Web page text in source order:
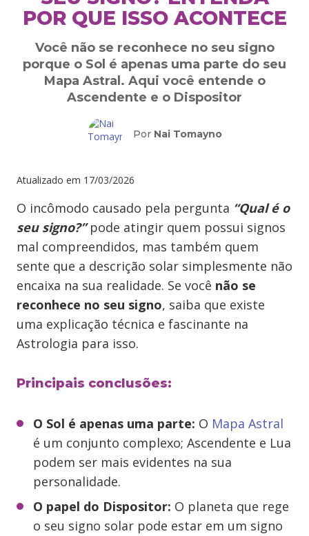
POR QUE ISSO ACONTECE
Você não se reconhece no seu signo
porque o Sol é apenas uma parte do seu
Mapa Astral. Aqui você entende o
Ascendente e o Dispositor
Por Nai Tomayno
Atualizado em 17/03/2026
O incômodo causado pela pergunta “Qual é o
seu signo?”pode atingir quem possui signos
mal compreendidos, mas também quem
sente que a descrição solar simplesmente não
encaixa na sua realidade. Se você não se
reconhece no seu signo, saiba que existe
uma explicação técnica e fascinante na
Astrologia para isso.
Principais conclusões:
O Sol é apenas uma parte: O Mapa Astral
é um conjunto complexo; Ascendente e Lua
podem ser mais evidentes na sua
personalidade.
O papel do Dispositor: O planeta que rege
o seu signo solar pode estar em um signo